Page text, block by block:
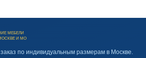
МЕБЕЛИ
И МО
по индивидуальным размерам в Москве.